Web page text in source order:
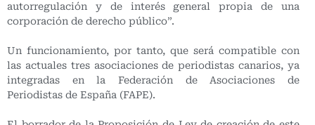
autorregulación y de interés general propia de una
corporación de derecho público”.
Un funcionamiento, por tanto, que será compatible con
las actuales tres asociaciones de periodistas canarios, ya
integradas en la Federación de Asociaciones de
Periodistas de España (FAPE).